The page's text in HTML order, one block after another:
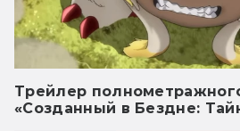
Трейлер
«Созданный в Бездне: